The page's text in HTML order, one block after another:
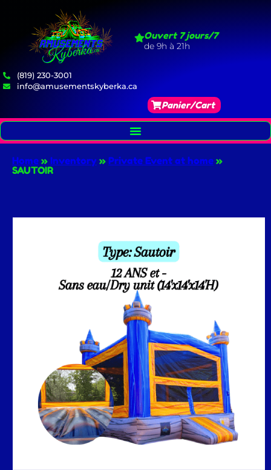
Ouvert 7 jours/7
de 9h à 21h
(819) 230-3001
info@amusementskyberka.ca
Panier/Cart
Home » Inventory » Private Event at home »
SAUTOIR